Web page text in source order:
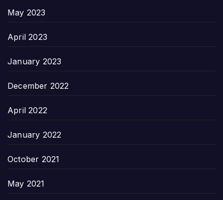
May 2023
April 2023
January 2023
December 2022
April 2022
January 2022
October 2021
May 2021